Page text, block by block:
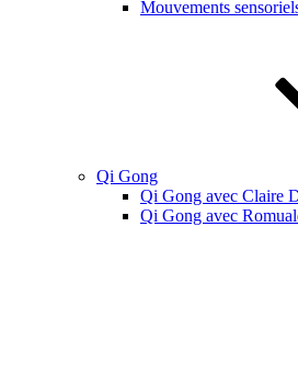
Mouvements
Qi Gong
Qi Gong avec Claire
Qi Gong avec